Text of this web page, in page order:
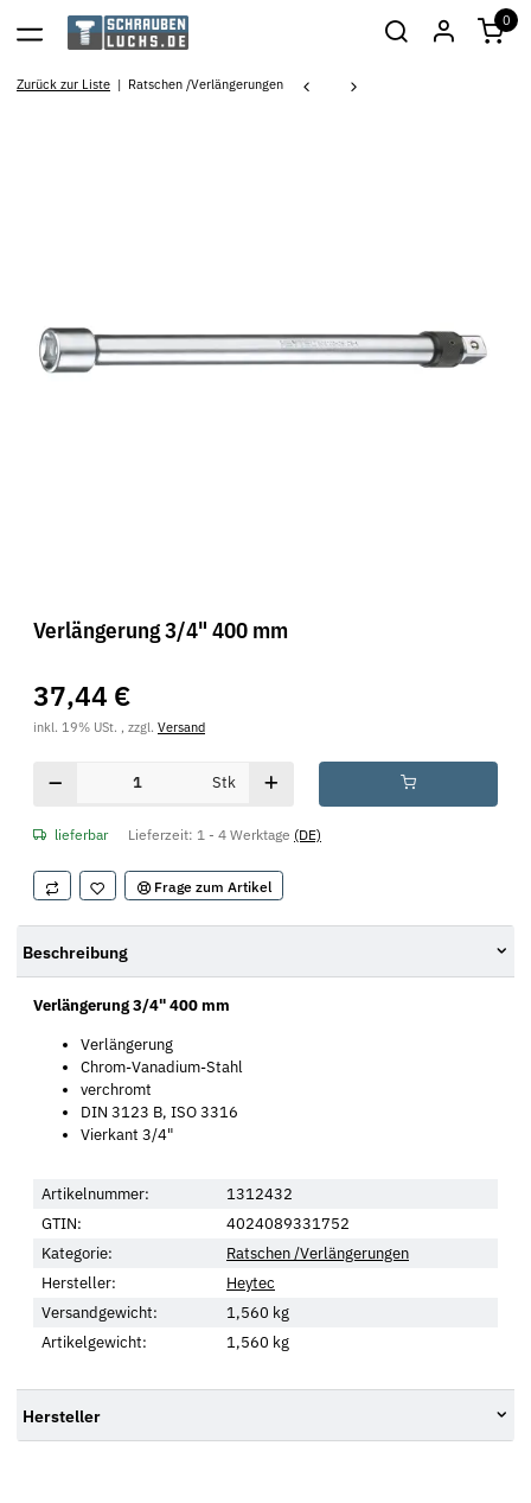
0
Zurück zur Liste Ratschen /Verlängerungen
Verlängerung 3/4" 400 mm
37,44 €
inkl. 19% USt. , zzgl. Versand
Stk
lieferbar Lieferzeit: 1 - 4 Werktage (DE)
Frage zum Artikel
Beschreibung
Verlängerung 3/4" 400 mm
Verlängerung
Chrom-Vanadium-Stahl
verchromt
DIN 3123 B, ISO 3316
Vierkant 3/4"
Artikelnummer:
1312432
GTIN:
4024089331752
Kategorie:
Ratschen /Verlängerungen
Hersteller:
Heytec
Versandgewicht:
1,560 kg
Artikelgewicht:
1,560 kg
Hersteller